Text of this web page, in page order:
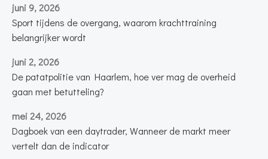
juni 9, 2026
Sport tijdens de overgang, waarom krachttraining
belangrijker wordt
juni 2, 2026
De patatpolitie van Haarlem, hoe ver mag de overheid
gaan met betutteling?
mei 24, 2026
Dagboek van een daytrader, Wanneer de markt meer
vertelt dan de indicator